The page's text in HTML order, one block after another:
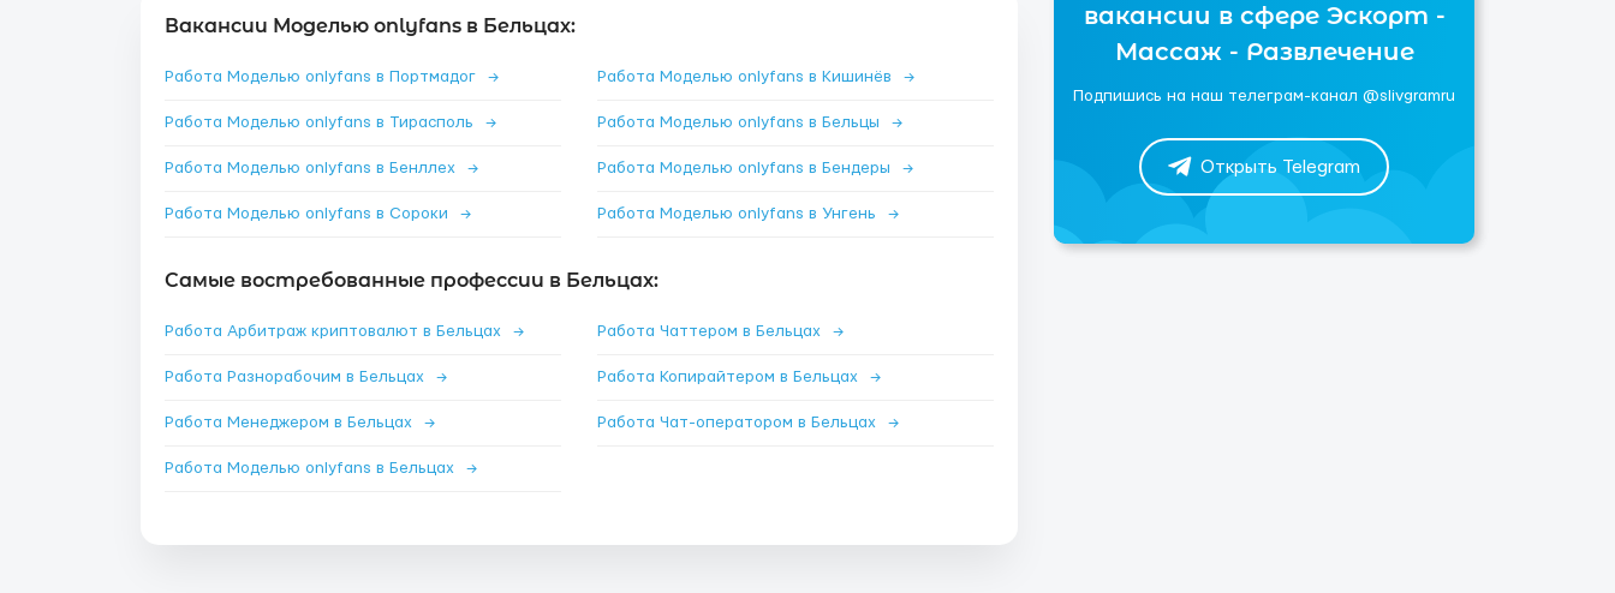
Вакансии Моделью onlyfans в Бельцах:
Работа Моделью onlyfans в Портмадог → Работа Моделью onlyfans в Кишинёв →
Работа Моделью onlyfans в Тирасполь → Работа Моделью onlyfans в Бельцы →
Работа Моделью onlyfans в Бенллех → Работа Моделью onlyfans в Бендеры →
Работа Моделью onlyfans в Сороки → Работа Моделью onlyfans в Унгень →
Самые востребованные профессии в Бельцах:
Работа Арбитраж криптовалют в Бельцах → Работа Чаттером в Бельцах →
Работа Разнорабочим в Бельцах → Работа Копирайтером в Бельцах →
Работа Менеджером в Бельцах → Работа Чат-оператором в Бельцах →
Работа Моделью onlyfans в Бельцах →
вакансии в сфере Эскорт -
Массаж - Развлечение
Подпишись на наш телеграм-канал @slivgramru
Открыть Telegram